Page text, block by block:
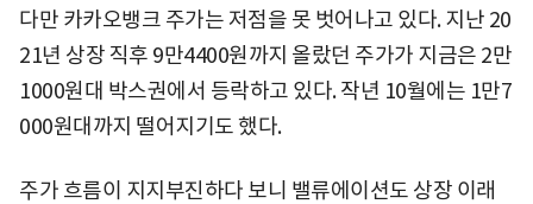
다만 카카오뱅크 주가는 저점을 못 벗어나고 있다. 지난 20
21년 상장 직후 9만4400원까지 올랐던 주가가 지금은 2만
1000원대 박스권에서 등락하고 있다. 작년 10월에는 1만7
000원대까지 떨어지기도 했다.
주가 흐름이 지지부진하다 보니 밸류에이션도 상장 이래